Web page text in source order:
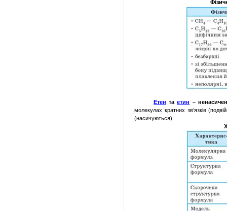
Етен таетин –
молекулах кратних зв’язків(
(насичуються).